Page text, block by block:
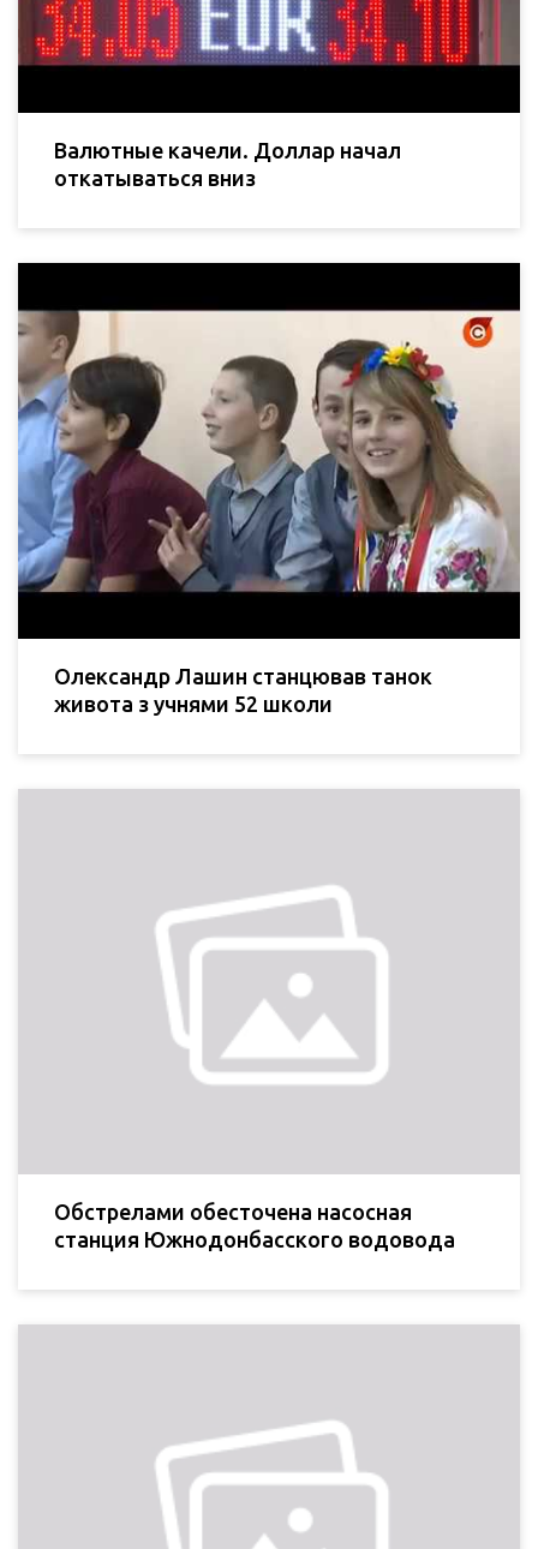
Валютные качели. Доллар начал
откатываться вниз
Олександр Лашин станцював танок
живота з учнями 52 школи
Обстрелами обесточена насосная
станция Южнодонбасского водовода